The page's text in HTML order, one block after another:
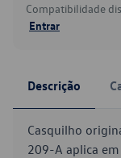
Compatibilidade
Entrar
Descrição
Casquilho
209-A aplica